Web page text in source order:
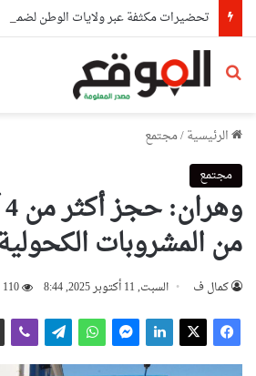
بحث عن
الرئيسية/مجتمع
مجتمع
من المشروبات
كمال ف السبت, 11 أكتوبر 2025, 8:44 110